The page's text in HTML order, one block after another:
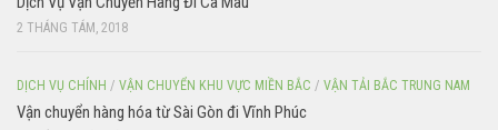
2 THÁNG TÁM, 2018
DỊCH VỤ CHÍNH / VẬN CHUYỂN KHU VỰC MIỀN BẮC / VẬN TẢI BẮC TRUNG NAM
Vận chuyển hàng hóa từ Sài Gòn đi Vĩnh Phúc